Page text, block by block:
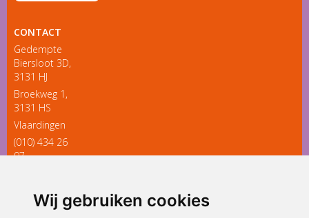
Wij gebruiken cookies
CONTACT
Gedempte
Biersloot 3D,
3131 HJ
Broekweg 1,
3131 HS
Vlaardingen
(010) 434 26
97
ONDERDEEL VAN